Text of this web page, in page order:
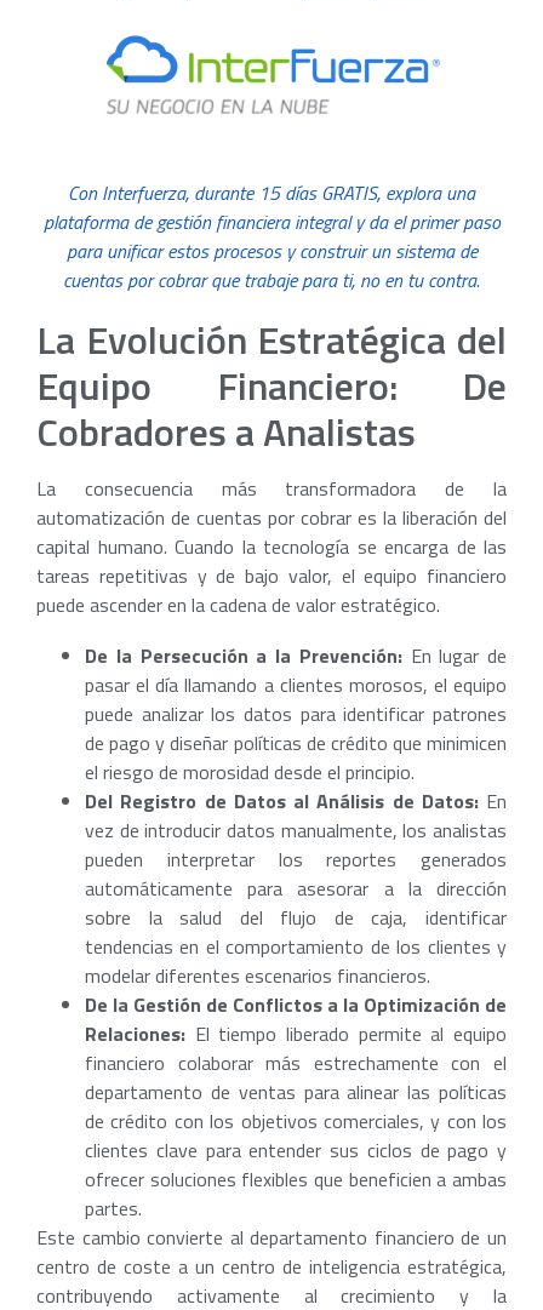
Con Interfuerza, durante 15 días GRATIS, explora una
plataforma de gestión financiera integral y da el primer paso
para unificar estos procesos y construir un sistema de
cuentas por cobrar que trabaje para ti, no en tu contra.
La Evolución Estratégica del
Equipo Financiero: De
Cobradores a Analistas
La consecuencia más transformadora de la
automatización de cuentas por cobrar es la liberación del
capital humano. Cuando la tecnología se encarga de las
tareas repetitivas y de bajo valor, el equipo financiero
puede ascender en la cadena de valor estratégico.
De la Persecución a la Prevención:En lugar de
pasar el día llamando a clientes morosos, el equipo
puede analizar los datos para identificar patrones
de pago y diseñar políticas de crédito que minimicen
el riesgo de morosidad desde el principio.
Del Registro de Datos al Análisis de Datos:En
vez de introducir datos manualmente, los analistas
pueden interpretar los reportes generados
automáticamente para asesorar a la dirección
sobre la salud del flujo de caja, identificar
tendencias en el comportamiento de los clientes y
modelar diferentes escenarios financieros.
De la Gestión de Conflictos a la Optimización de
Relaciones: El tiempo liberado permite al equipo
financiero colaborar más estrechamente con el
departamento de ventas para alinear las políticas
de crédito con los objetivos comerciales, y con los
clientes clave para entender sus ciclos de pago y
ofrecer soluciones flexibles que beneficien a ambas
partes.
Este cambio convierte al departamento financiero de un
centro de coste a un centro de inteligencia estratégica,
contribuyendo activamente al crecimiento y la